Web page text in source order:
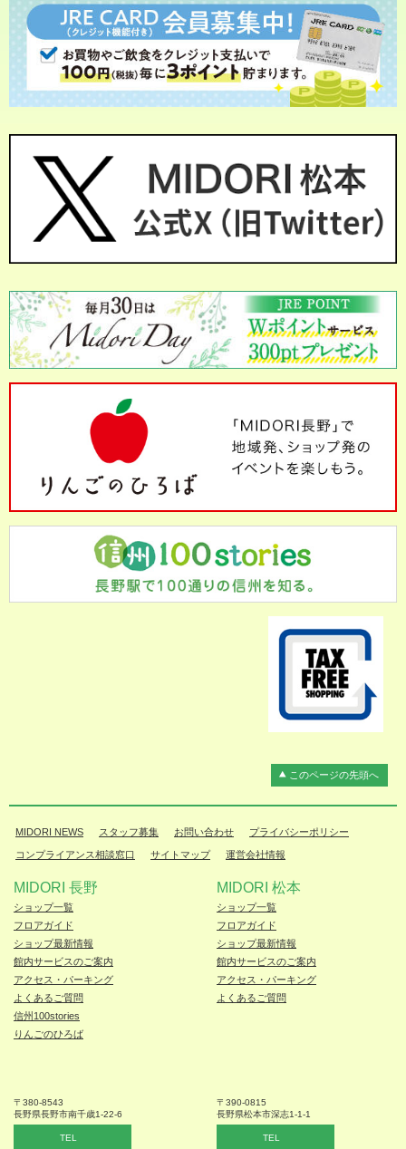
このページの先頭へ
MIDORI NEWS スタッフ募集 お問い合わせ プライバシーポリシー
コンプライアンス相談窓口 サイトマップ 運営会社情報
MIDORI 長野
ショップ一覧
フロアガイド
ショップ最新情報
館内サービスのご案内
アクセス・パーキング
よくあるご質問
信州100stories
りんごのひろば
〒380-8543
長野県長野市南千歳1-22-6
TEL
MIDORI 松本
ショップ一覧
フロアガイド
ショップ最新情報
館内サービスのご案内
アクセス・パーキング
よくあるご質問
〒390-0815
長野県松本市深志1-1-1
TEL